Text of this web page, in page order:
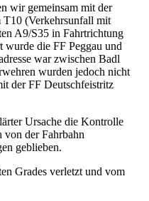
wir gemeinsam mit der
T10 (Verkehrsunfall mit
A9/S35 in Fahrtrichtung
wurde die FF Peggau und
war zwischen Badl
wurden jedoch nicht
der FF Deutschfeistritz
Ursache die Kontrolle
von der Fahrbahn
geblieben.
Grades verletzt und vom